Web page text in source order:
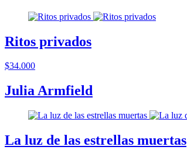
Ritos privados
$34.000
Julia Armfield
La luz de las estrellas muertas